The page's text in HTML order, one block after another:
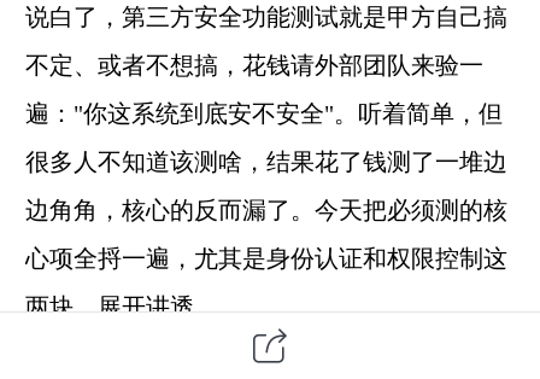
说白了， 第三方安全功能测试就是甲方自己搞
不定、或者不想搞，花钱请外部团队来验一
遍："你这系统到底安不安全"。听着简单，但
很多人不知道该测啥，结果花了钱测了一堆边
边角角，核心的反而漏了。今天把必须测的核
心项全捋一遍，尤其是身份认证和权限控制这
两块，展开讲透。